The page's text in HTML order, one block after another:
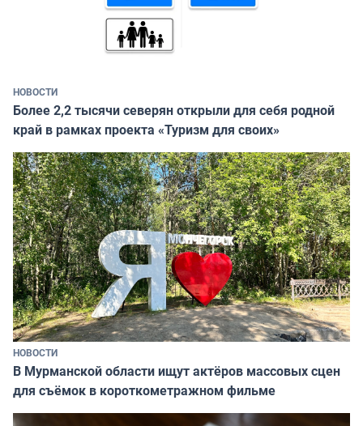
НОВОСТИ
Более 2,2 тысячи северян открыли для себя родной
край в рамках проекта «Туризм для своих»
НОВОСТИ
В Мурманской области ищут актёров массовых сцен
для съёмок в короткометражном фильме